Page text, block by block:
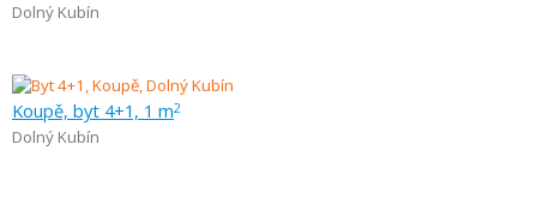
Dolný Kubín
Koupě, byt 4+1, 1 m2
Dolný Kubín